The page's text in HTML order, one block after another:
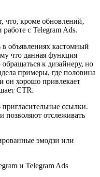
что, кроме обновлений,
с Telegram Ads.
в объявлениях кастомный
что данная функция
к дизайнеру, но
примеры, где половина
он хорошо привлекает
CTR.
ссылки.
позволяют отслеживать
эмодзи или